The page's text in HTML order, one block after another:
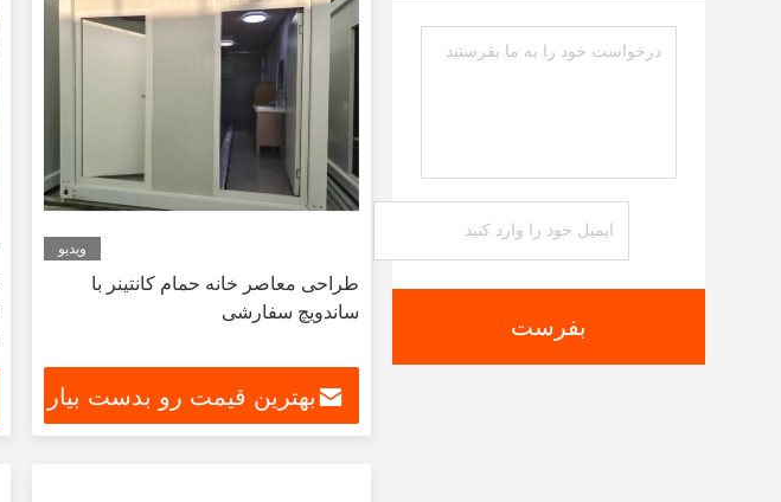
بفرست
ویدیو
طراحی معاصر خانه حمام کانتینر با
ساندویچ سفارشی
بهترین قیمت رو بدست بیار